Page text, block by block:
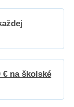
€ na školské